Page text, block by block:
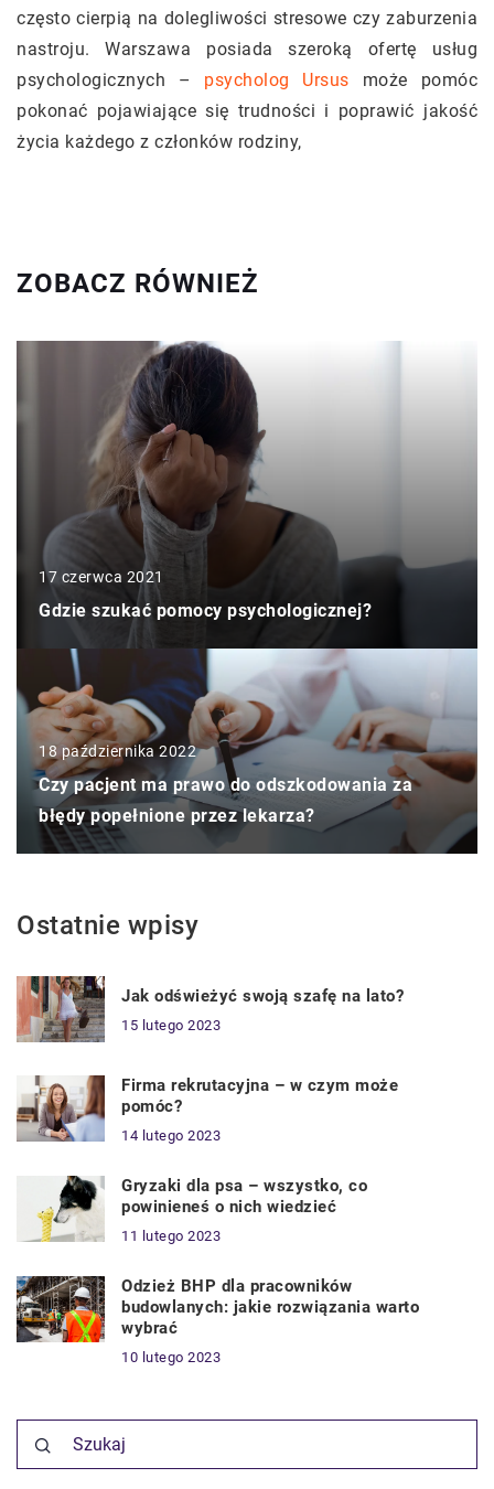
często cierpią na dolegliwości stresowe czy zaburzenia
nastroju. Warszawa posiada szeroką ofertę usług
psychologicznych –
psycholog Ursus może pomóc
pokonać pojawiające się trudności i poprawić jakość
życia każdego z członków rodziny,
ZOBACZ RÓWNIEŻ
17 czerwca 2021
Gdzie szukać pomocy psychologicznej?
18 października 2022
Czy pacjent ma prawo do odszkodowania za
błędy popełnione przez lekarza?
Ostatnie wpisy
Jak odświeżyć swoją szafę na lato?
15 lutego 2023
Firma rekrutacyjna – w czym może
pomóc?
14 lutego 2023
Gryzaki dla psa – wszystko, co
powinieneś o nich wiedzieć
11 lutego 2023
Odzież BHP dla pracowników
budowlanych: jakie rozwiązania warto
wybrać
10 lutego 2023